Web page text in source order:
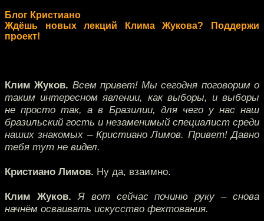
Блог Кристиано
Ждёшь новых лекций Клима Жукова? Поддержи
проект!
Клим Жуков. Всем привет! Мы сегодня поговорим о
таким интересном явлении, как выборы, и выборы
не просто так, а в Бразилии, для чего у нас наш
бразильский гость и незаменимый специалист среди
наших знакомых – Кристиано Лимов. Привет! Давно
тебя тут не видел.
Кристиано Лимов. Ну да, взаимно.
Клим Жуков. Я вот сейчас починю руку – снова
начнём осваивать искусство фехтования.